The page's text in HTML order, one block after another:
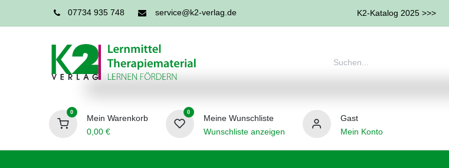
07734 935 748 service@k2-verlag.de K2-Katalog 2025 >>>
0
Mein Warenkorb
0,00€
0
Meine Wunschliste
Wunschliste anzeigen
Gast
Mein Konto